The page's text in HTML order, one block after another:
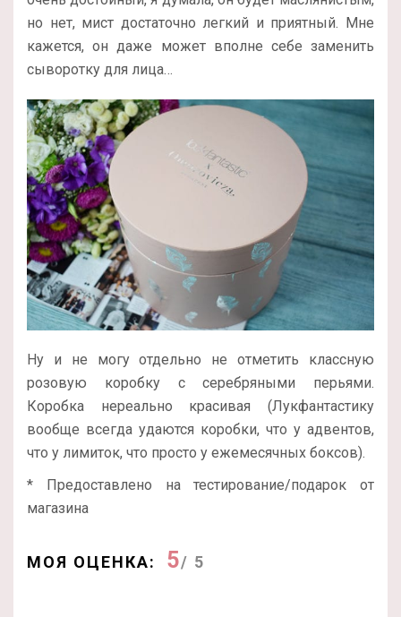
но нет, мист достаточно легкий и приятный. Мне
кажется, он даже может вполне себе заменить
сыворотку для лица…
Ну и не могу отдельно не отметить классную
розовую коробку с серебряными перьями.
Коробка нереально красивая (Лукфантастику
вообще всегда удаются коробки, что у адвентов,
что у лимиток, что просто у ежемесячных боксов).
* Предоставлено на тестирование/подарок от
магазина
МОЯ ОЦЕНКА: 5/ 5